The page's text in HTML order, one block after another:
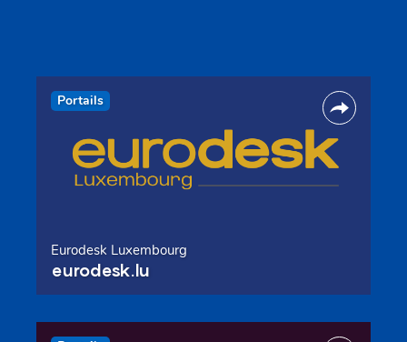
Portails
Eurodesk Luxembourg
eurodesk.lu